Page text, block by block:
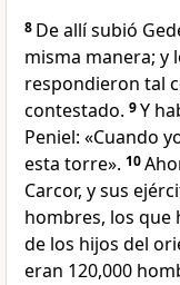
8 De allí subió
misma manera; y
respondieron tal
contestado. 9Y
Peniel: «Cuando
esta torre». 10
Carcor, y sus
hombres, los que
de los hijos del
eran 120,000